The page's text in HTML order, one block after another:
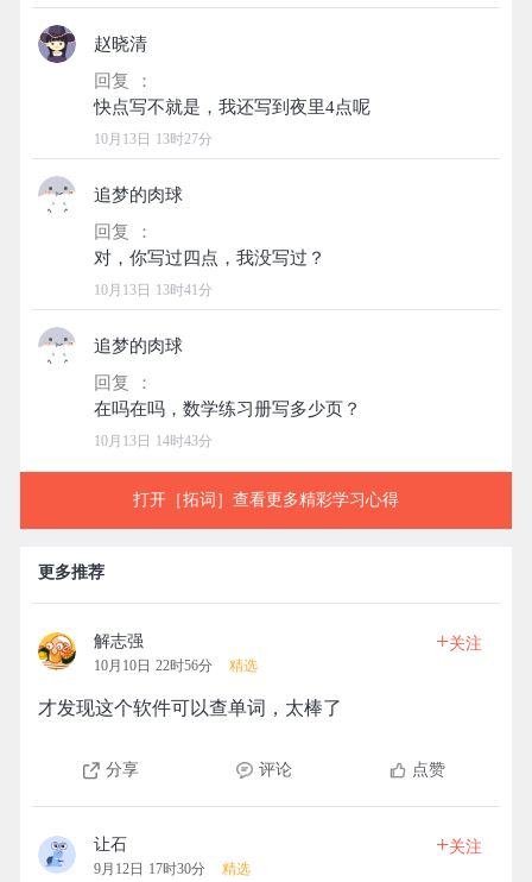
赵晓清
回复 ：
10月13日 13时27分
追梦的肉球
回复 ：
10月13日 13时41分
追梦的肉球
回复 ：
10月13日 14时43分
打开［拓词］查看更多精彩学习心得
更多推荐
解志强
10月10日 22时56分 精选
+关注
才发现这个软件可以查单词，太棒了
分享 评论 点赞
让石
9月12日 17时30分 精选
+关注